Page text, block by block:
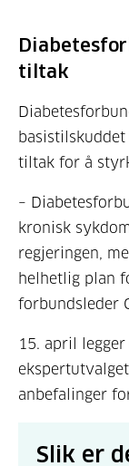
tiltak
tiltak for å
–
kronisk
regjeringen,
helhetlig plan
forbundsleder
15. april
anbefalinger
Slik er